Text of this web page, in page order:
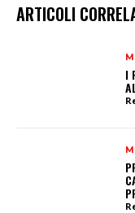
ARTICOLI
I